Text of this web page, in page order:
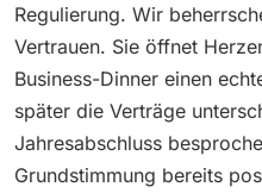
Regulierung. Wir
Vertrauen. Sie öffnet
Business-Dinner einen
später die Verträge
Jahresabschluss
Grundstimmung bereits